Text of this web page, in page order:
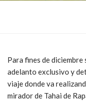
Para fines de diciembre
adelanto exclusivo y
viaje donde va
mirador de Tahai de